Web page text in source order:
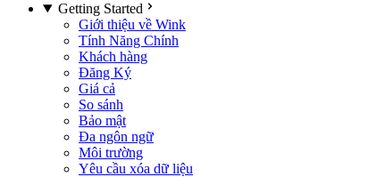
Getting Started
Giới thiệu về Wink
Tính Năng Chính
Khách hàng
Đăng Ký
Giá cả
So sánh
Bảo mật
Đa ngôn ngữ
Môi trường
Yêu cầu xóa dữ liệu